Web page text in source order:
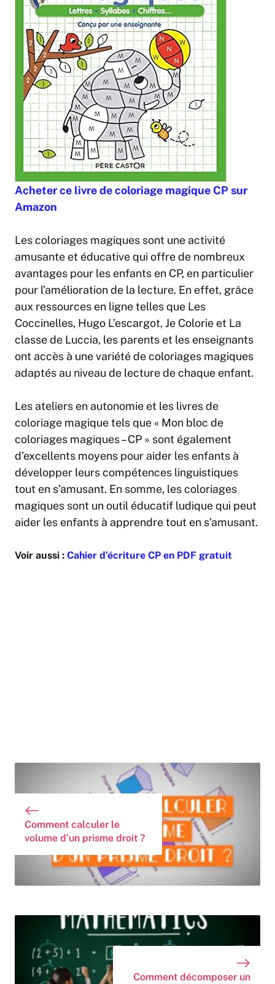
Acheter ce livre de coloriage magique CP sur
Amazon
Les coloriages magiques sont une activité
amusante et éducative qui offre de nombreux
avantages pour les enfants en CP, en particulier
pour l’amélioration de la lecture. En effet, grâce
aux ressources en ligne telles que Les
Coccinelles, Hugo L’escargot, Je Colorie et La
classe de Luccia, les parents et les enseignants
ont accès à une variété de coloriages magiques
adaptés au niveau de lecture de chaque enfant.
Les ateliers en autonomie et les livres de
coloriage magique tels que « Mon bloc de
coloriages magiques – CP » sont également
d’excellents moyens pour aider les enfants à
développer leurs compétences linguistiques
tout en s’amusant. En somme, les coloriages
magiques sont un outil éducatif ludique qui peut
aider les enfants à apprendre tout en s’amusant.
Voir aussi : Cahier d’écriture CP en PDF gratuit
Comment calculer le
volume d’un prisme droit ?
Comment décomposer un